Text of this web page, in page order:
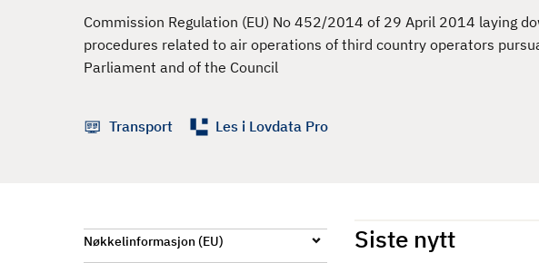
Commission Regulation (EU) No 452/2014 of 29 April 2014 laying
procedures related to air operations of third country operators
Parliament and of the Council
Transport Les i Lovdata Pro
Nøkkelinformasjon (EU) Siste nytt